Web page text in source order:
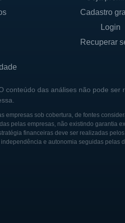
Cadastro
Login
Recuperar
conteúdo das análises não pode ser
sob cobertura, de fontes
pelas empresas, não existindo garantia
financeiras deve ser realizadas
e autonomia seguidas pelas